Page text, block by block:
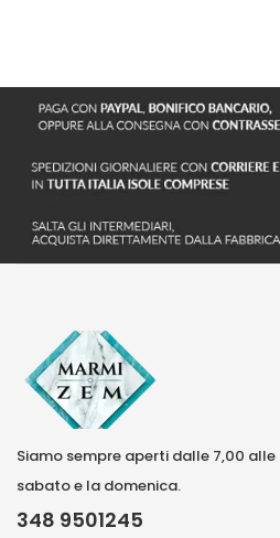
Siamo sempre aperti dalle 7,00 alle
sabato e la domenica.
348 9501245